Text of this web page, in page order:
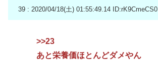
39 : 2020/04/18(土) 01:55:49.14 ID:rK9CmeCS0
>>23
あと栄養価ほとんどダメやん